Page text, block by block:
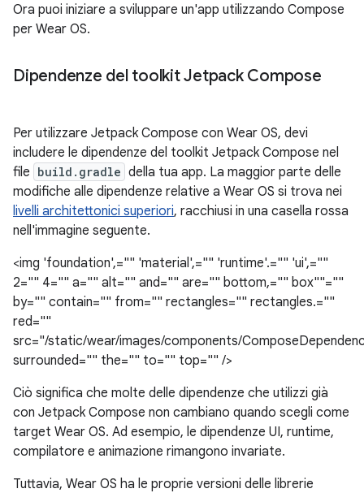
Ora puoi iniziare a sviluppare un'app utilizzando Compose
per Wear OS.
Dipendenze del toolkit Jetpack Compose
Per utilizzare Jetpack Compose con Wear OS, devi
includere le dipendenze del toolkit Jetpack Compose nel
file build.gradle della tua app. La maggior parte delle
modifiche alle dipendenze relative a Wear OS si trova nei
livelli architettonici superiori, racchiusi in una casella rossa
nell'immagine seguente.
<img 'foundation',="" 'material',="" 'runtime'.="" 'ui',=""
2="" 4="" a="" alt="" and="" are="" bottom,="" box""=""
by="" contain="" from="" rectangles="" rectangles.=""
red=""
src="/static/wear/images/components/
surrounded="" the="" to="" top="" />
Ciò significa che molte delle dipendenze che utilizzi già
con Jetpack Compose non cambiano quando scegli come
target Wear OS. Ad esempio, le dipendenze UI, runtime,
compilatore e animazione rimangono invariate.
Tuttavia, Wear OS ha le proprie versioni delle librerie